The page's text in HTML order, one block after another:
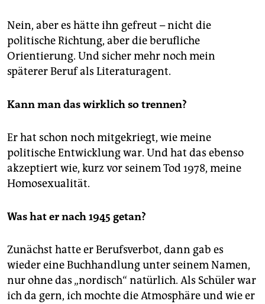
Nein, aber es hätte ihn gefreut – nicht die
politische Richtung, aber die berufliche
Orientierung. Und sicher mehr noch mein
späterer Beruf als Literaturagent.
Kann man das wirklich so trennen?
Er hat schon noch mitgekriegt, wie meine
politische Entwicklung war. Und hat das ebenso
akzeptiert wie, kurz vor seinem Tod 1978, meine
Homosexualität.
Was hat er nach 1945 getan?
Zunächst hatte er Berufsverbot, dann gab es
wieder eine Buchhandlung unter seinem Namen,
nur ohne das „nordisch“ natürlich. Als Schüler war
ich da gern, ich mochte die Atmosphäre und wie er